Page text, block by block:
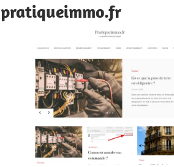
pratiqueimmo.fr